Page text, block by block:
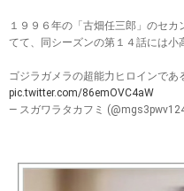
１９９６年の「古畑任三郎」のセ
てて、同シーズンの第１４話には小
ゴジラガメラの超能力ヒロインであ
pic.twitter.com/86emOVC4aW
— スガワラタカフミ